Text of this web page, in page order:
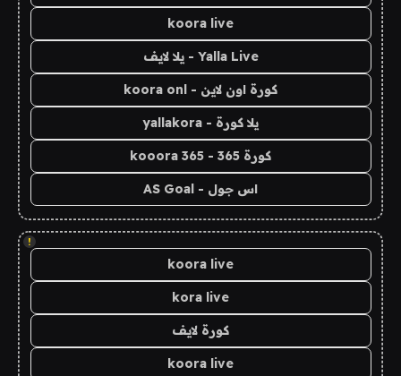
koora live
Yalla Live - يلا لايف
كورة اون لاين - koora onl
يلا كورة - yallakora
كورة 365 - kooora 365
اس جول - AS Goal
!
koora live
kora live
كورة لايف
koora live